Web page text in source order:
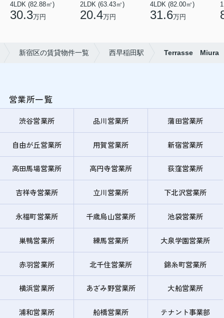
4LDK (82.88㎡)
30.3万円
2LDK (63.43㎡)
20.4万円
4LDK (82.00㎡)
31.6万円
新宿区の賃貸物件一覧 西早稲田駅 Terrasse Miura
営業所一覧
渋谷営業所 品川営業所 蒲田営業所
自由が丘営業所 用賀営業所 新宿営業所
高田馬場営業所 高円寺営業所 荻窪営業所
吉祥寺営業所 立川営業所 下北沢営業所
永福町営業所 千歳烏山営業所 池袋営業所
巣鴨営業所 練馬営業所 大泉学園営業所
赤羽営業所 北千住営業所 錦糸町営業所
横浜営業所 あざみ野営業所 大船営業所
浦和営業所 船橋営業所 テナント事業部